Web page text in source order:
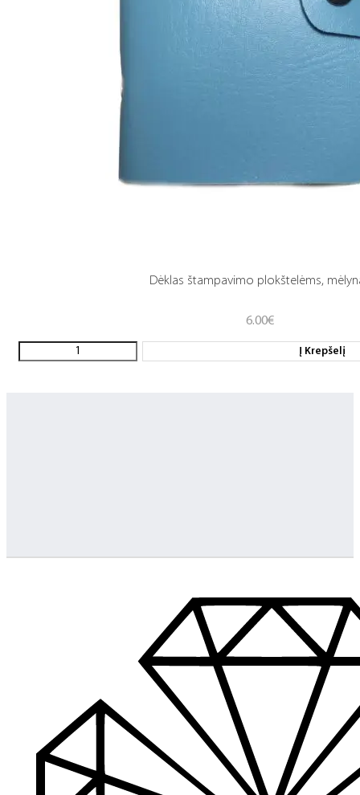
Dėklas štampavimo plokštelėms,
6.00€
Į Krepšelį